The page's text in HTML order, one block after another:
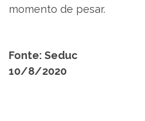
momento de pesar.
Fonte: Seduc
10/8/2020